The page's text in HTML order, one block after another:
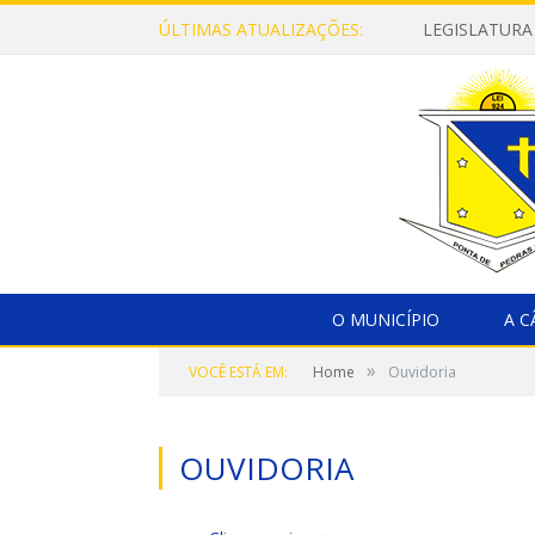
ÚLTIMAS ATUALIZAÇÕES:
O MUNICÍPIO A
VOCÊ ESTÁ EM: Home » Ouvidoria
OUVIDORIA